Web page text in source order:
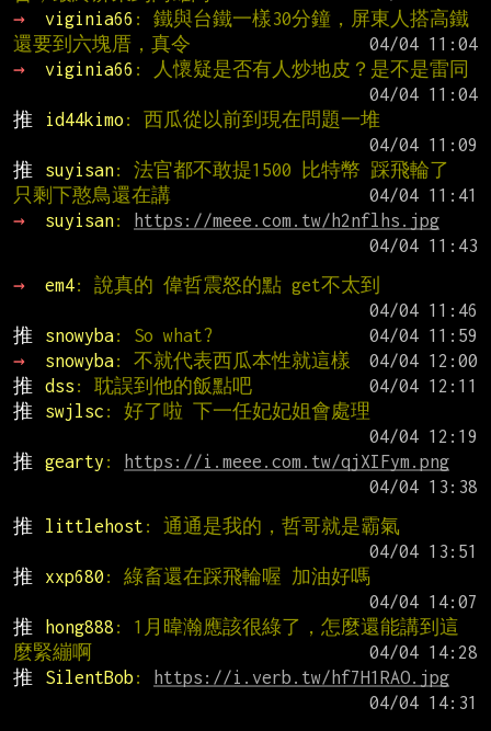
→
viginia66 : 鐵與台鐵一樣30分鐘，屏東人搭高鐵
還要到六塊厝，真令
→
viginia66 : 人懷疑是否有人炒地皮？是不是雷同
推
id44kimo : 西瓜從以前到現在問題一堆
推
suyisan: 法官都不敢提1500 比特幣 踩飛輪了
只剩下憨鳥還在講
→
suyisan:
https://meee.com.tw/h2nflhs.jpg
→
em4: 說真的 偉哲震怒的點 get不太到
推
snowyba: So what?
→
snowyba: 不就代表西瓜本性就這樣
推
dss : 耽誤到他的飯點吧
推
swjlsc : 好了啦 下一任妃妃姐會處理
推
gearty :
https://i.meee.com.tw/qjXIFym.png
推
littlehost : 通通是我的，哲哥就是霸氣
推
xxp680 : 綠畜還在踩飛輪喔 加油好嗎
推
hong888 : 1月暐瀚應該很綠了，怎麼還能講到這
麼緊繃啊
推
SilentBob :
https://i.verb.tw/hf7H1RAO.jpg